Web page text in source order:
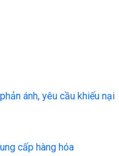
ánh, yêu cầu khiếu nại
cấp hàng hóa